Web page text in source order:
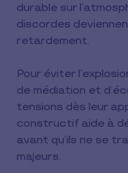
durable sur
discordes
retardement.
Pour éviter
de médiation et
tensions dès leur
constructif aide à
avant qu’ils ne se
majeurs.